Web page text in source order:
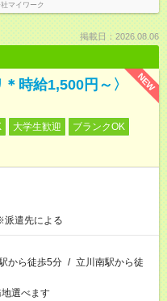
マイワーク
掲載日：2026.08.06
NEW
時給1,500円～〉
大学生歓迎
ブランクOK
遣先による
から徒歩5分 / 立川南駅から徒
選べます